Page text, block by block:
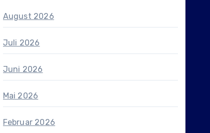
August 2026
Juli 2026
Juni 2026
Mai 2026
Februar 2026